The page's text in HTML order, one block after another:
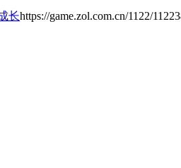
长https://game.zol.com.cn/1122/